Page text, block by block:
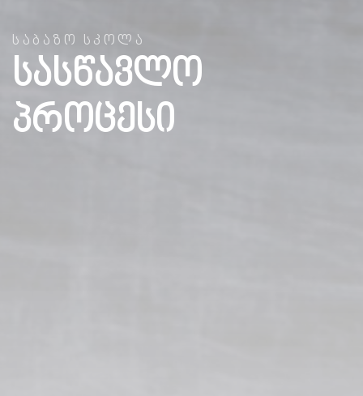
ᲡᲐᲑᲐᲖᲝ ᲡᲙᲝᲚᲐ
სასწავლო
პროცესი